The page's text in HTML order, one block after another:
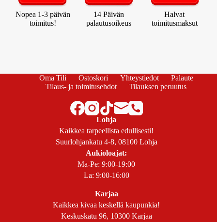
Nopea 1-3 päivän
toimitus!
14 Päivän
palautusoikeus
Halvat
toimitusmaksut
Oma Tili Ostoskori Yhteystiedot
Palaute
Tilaus- ja toimitusehdot
Tilauksen peruutus
Lohja
Kaikkea tarpeellista edullisesti!
Suurlohjankatu 4-8, 08100 Lohja
Aukioloajat:
Ma-Pe: 9:00-19:00
La: 9:00-16:00
Karjaa
Kaikkea kivaa keskellä kaupunkia!
Keskuskatu 96, 10300 Karjaa